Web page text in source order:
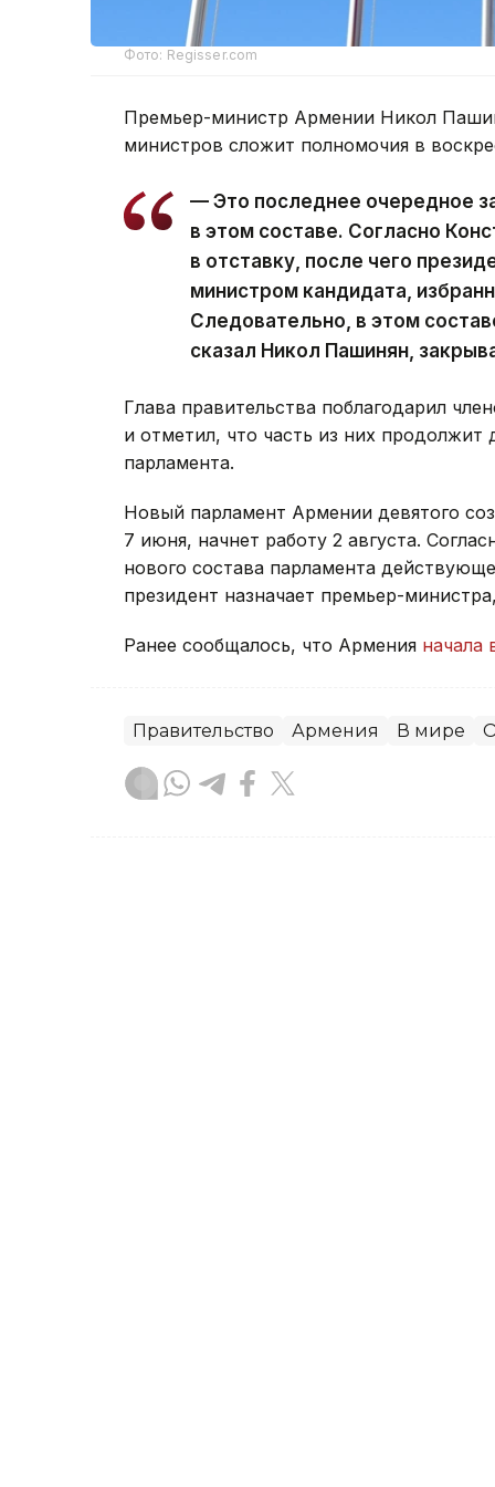
Фото: Regisser.com
Премьер-министр Армении Никол
министров сложит полномочия в
— Это последнее очередное
в этом составе. Согласно
в отставку, после чего
министром кандидата,
Следовательно, в этом
сказал Никол Пашинян,
Глава правительства поблагодарил
и отметил, что часть из них продолжит
парламента.
Новый парламент Армении девятого
7 июня, начнет работу 2 августа.
нового состава парламента
президент назначает премьер-
Ранее сообщалось, что Армения начала
Правительство Армения В мире